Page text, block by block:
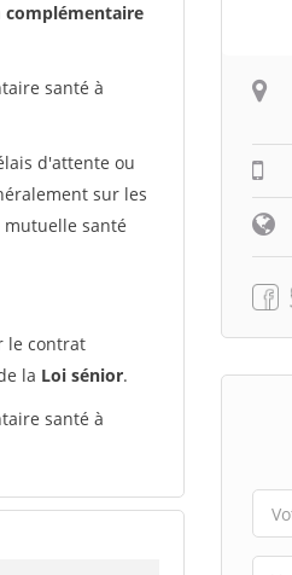
complémentaire
santé à
d'attente ou
sur les
santé
le contrat
la Loi sénior.
santé à